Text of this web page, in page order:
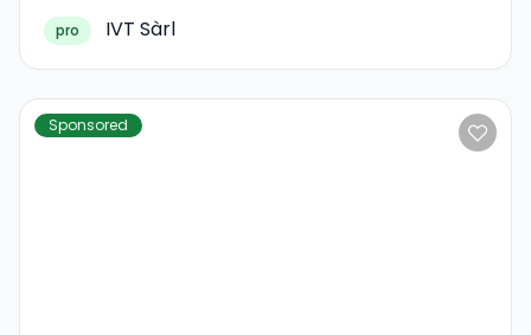
pro IVT Sàrl
Sponsored